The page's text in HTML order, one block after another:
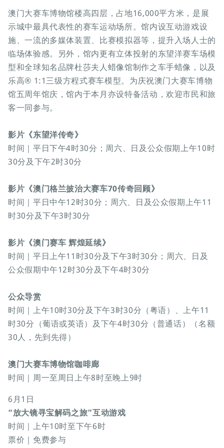
澳门大赛车博物馆楼高四层，占地16,000平方米，是展
示城中最具代表性的赛车运动场所。馆内设互动游戏设
施、一流的多媒体装置、比赛模拟器等，提升入场人士的
临场体验感。另外，馆内更有立体投射的东望洋赛车场模
型和全球知名品牌杜莎夫人蜡像馆制作之车手蜡像，以及
乐高® 1:1三级方程式赛车模型。为庆祝澳门大赛车博物
馆五周年馆庆，馆内于本月亦设特备活动，欢迎市民和旅
客一同参与。
影片《东望洋传奇》
时间｜平日下午4时30分；周六、日及公众假期上午10时
30分及下午2时30分
影片《澳门格兰披治大赛车70传奇回顾》
时间｜平日中午12时30分；周六、日及公众假期上午11
时30分及下午3时30分
影片《澳门赛车 辉煌延续》
时间｜平日上午11时30分及下午3时30分；周六、日及
公众假期中午12时30分及下午4时30分
公众导赏
时间｜上午10时30分及下午3时30分（粤语）、上午11
时30分（葡语或英语）及下午4时30分（普通话）（名额
30人，先到先得）
澳门大赛车博物馆咖啡廊
时间｜周一至周日上午8时至晚上9时
6月1日
“放大镜寻宝解码之旅”互动游戏
时间｜上午10时至下午6时
票价｜免费参与